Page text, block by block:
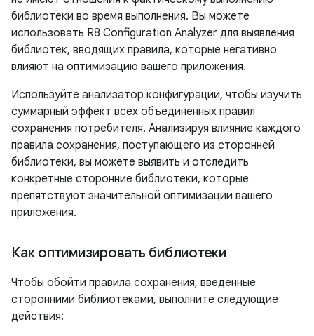
библиотеки во время выполнения. Вы можете
использовать R8 Configuration Analyzer для выявления
библиотек, вводящих правила, которые негативно
влияют на оптимизацию вашего приложения.
Используйте анализатор конфигурации, чтобы изучить
суммарный эффект всех объединенных правил
сохранения потребителя. Анализируя влияние каждого
правила сохранения, поступающего из сторонней
библиотеки, вы можете выявить и отследить
конкретные сторонние библиотеки, которые
препятствуют значительной оптимизации вашего
приложения.
Как оптимизировать библиотеки
Чтобы обойти правила сохранения, введенные
сторонними библиотеками, выполните следующие
действия: